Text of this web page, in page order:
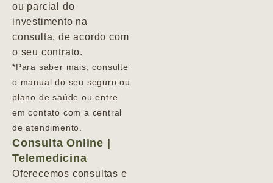
ou parcial do
investimento na
consulta, de acordo com
o seu contrato.
*Para saber mais, consulte
o manual do seu seguro ou
plano de saúde ou entre
em contato com a central
de atendimento.
Consulta Online |
Telemedicina
Oferecemos consultas e